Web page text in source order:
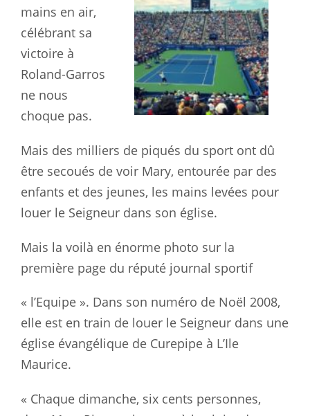
mains en air,
célébrant sa
victoire à
Roland-Garros
ne nous
choque pas.
Mais des milliers de piqués du sport ont dû
être secoués de voir Mary, entourée par des
enfants et des jeunes, les mains levées pour
louer le Seigneur dans son église.
Mais la voilà en énorme photo sur la
première page du réputé journal sportif
« l’Equipe ». Dans son numéro de Noël 2008,
elle est en train de louer le Seigneur dans une
église évangélique de Curepipe à L’Ile
Maurice.
« Chaque dimanche, six cents personnes,